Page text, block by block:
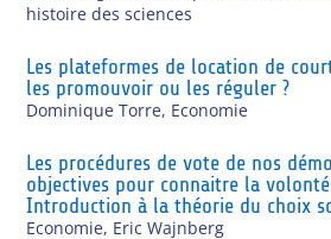
histoire des sciences
Les plateformes de location de
les promouvoir ou les réguler ?
Dominique Torre, Economie
Les procédures de vote de nos
objectives pour connaitre la
Introduction à la théorie du choix
Economie, Eric Wajnberg